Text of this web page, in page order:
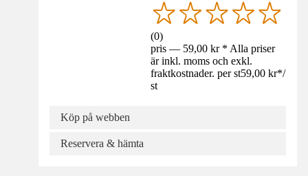
(0)
pris — 59,00 kr * Alla priser
är inkl. moms och exkl.
fraktkostnader. per st59,00 kr*/
st
Köp på webben
Reservera & hämta